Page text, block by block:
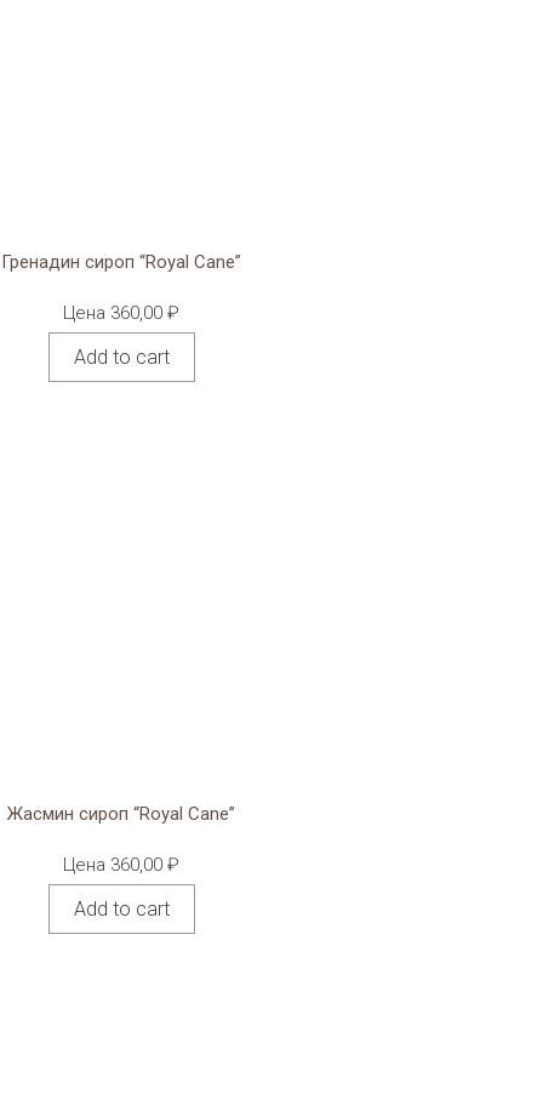
Гренадин сироп “Royal Cane”
Цена 360,00₽
Add to cart
Жасмин сироп “Royal Cane”
Цена 360,00₽
Add to cart